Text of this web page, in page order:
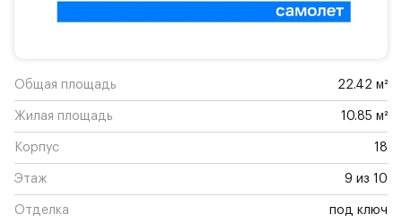
Общая площадь 22.42 м²
Жилая площадь 10.85 м²
Корпус 18
Этаж 9 из 10
Отделка под ключ